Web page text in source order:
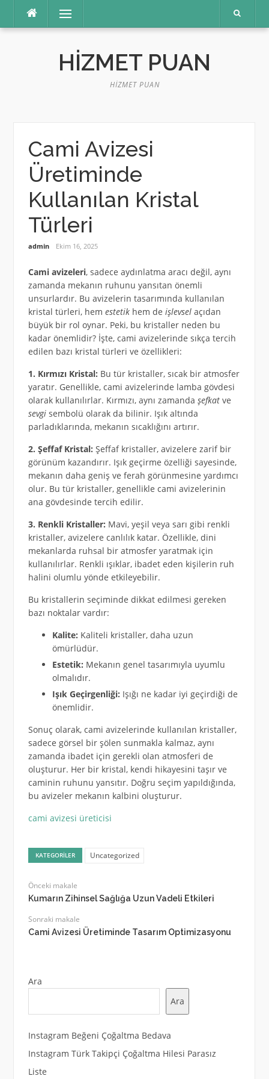
Menü
HIZMET PUAN
HIZMET PUAN
Cami Avizesi
Üretiminde
Kullanılan Kristal
Türleri
admin Ekim 16, 2025
Cami avizeleri, sadece aydınlatma aracı değil, aynı
zamanda mekanın ruhunu yansıtan önemli
unsurlardır. Bu avizelerin tasarımında kullanılan
kristal türleri, hem estetikhem de işlevselaçıdan
büyük bir rol oynar. Peki, bu kristaller neden bu
kadar önemlidir? İşte, cami avizelerinde sıkça tercih
edilen bazı kristal türleri ve özellikleri:
1. Kırmızı Kristal: Bu tür kristaller, sıcak bir atmosfer
yaratır. Genellikle, cami avizelerinde lamba gövdesi
olarak kullanılırlar. Kırmızı, aynı zamanda şefkatve
sevgisembolü olarak da bilinir. Işık altında
parladıklarında, mekanın sıcaklığını artırır.
2. Şeffaf Kristal: Şeffaf kristaller, avizelere zarif bir
görünüm kazandırır. Işık geçirme özelliği sayesinde,
mekanın daha geniş ve ferah görünmesine yardımcı
olur. Bu tür kristaller, genellikle cami avizelerinin
ana gövdesinde tercih edilir.
3. Renkli Kristaller: Mavi, yeşil veya sarı gibi renkli
kristaller, avizelere canlılık katar. Özellikle, dini
mekanlarda ruhsal bir atmosfer yaratmak için
kullanılırlar. Renkli ışıklar, ibadet eden kişilerin ruh
halini olumlu yönde etkileyebilir.
Bu kristallerin seçiminde dikkat edilmesi gereken
bazı noktalar vardır:
Kalite: Kaliteli kristaller, daha uzun
ömürlüdür.
Estetik: Mekanın genel tasarımıyla uyumlu
olmalıdır.
Işık Geçirgenliği: Işığı ne kadar iyi geçirdiği de
önemlidir.
Sonuç olarak, cami avizelerinde kullanılan kristaller,
sadece görsel bir şölen sunmakla kalmaz, aynı
zamanda ibadet için gerekli olan atmosferi de
oluşturur. Her bir kristal, kendi hikayesini taşır ve
caminin ruhunu yansıtır. Doğru seçim yapıldığında,
bu avizeler mekanın kalbini oluşturur.
cami avizesi üreticisi
KATEGORILER Uncategorized
Önceki makale
Kumarın Zihinsel Sağlığa Uzun Vadeli Etkileri
Sonraki makale
Cami Avizesi Üretiminde Tasarım Optimizasyonu
Ara
Ara
Instagram Beğeni Çoğaltma Bedava
Instagram Türk Takipçi Çoğaltma Hilesi Parasız
Liste